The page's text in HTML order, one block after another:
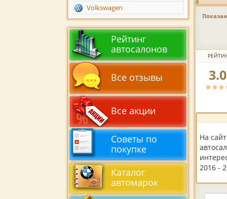
На
2016 -
Volkswagen
Рейтинг
автосалонов
Все отзывы
Все акции
Советы по
покупке
Каталог
автомарок